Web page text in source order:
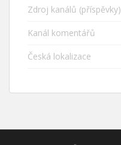
Zdroj kanálů (příspěvky)
Kanál komentářů
Česká lokalizace